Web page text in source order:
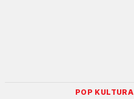
POP KULTURA